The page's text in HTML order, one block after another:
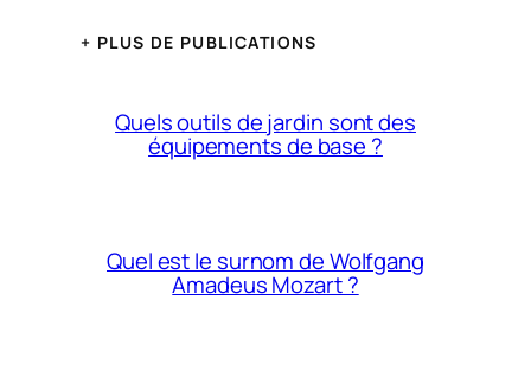
+ PLUS DE PUBLICATIONS
Quels outils de jardin sont des
équipements de base ?
Quel est le surnom de Wolfgang
Amadeus Mozart ?